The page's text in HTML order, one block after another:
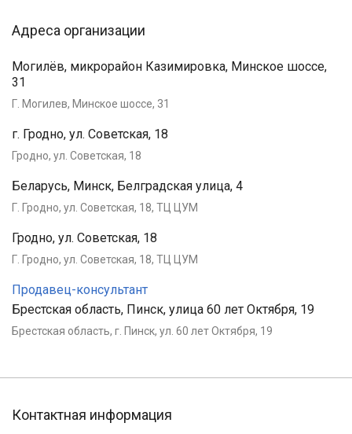
Адреса организации
Могилёв, микрорайон Казимировка, Минское шоссе,
31
Г. Могилев, Минское шоссе, 31
г. Гродно, ул. Советская, 18
Гродно, ул. Советская, 18
Беларусь, Минск, Белградская улица, 4
Г. Гродно, ул. Советская, 18, ТЦ ЦУМ
Гродно, ул. Советская, 18
Г. Гродно, ул. Советская, 18, ТЦ ЦУМ
Продавец-консультант
Брестская область, Пинск, улица 60 лет Октября, 19
Брестская область, г. Пинск, ул. 60 лет Октября, 19
Контактная информация